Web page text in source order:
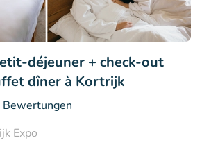
déjeuner + check-out
dîner à Kortrijk
Bewertungen
Expo